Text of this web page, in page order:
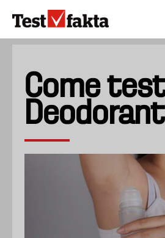
contenuto
Come